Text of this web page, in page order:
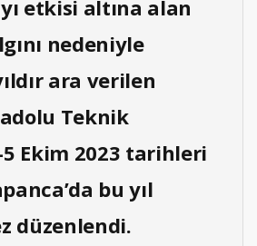
etkisi altına alan
nedeniyle
ara verilen
Teknik
Ekim 2023 tarihleri
bu yıl
düzenlendi.